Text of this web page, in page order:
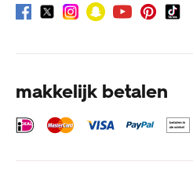
makkelijk betalen